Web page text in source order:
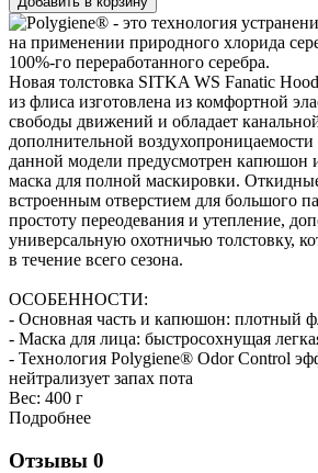
Новая толстовка SITKA WS Fanatic
из флиса изготовлена из комфортной
свободы движений и обладает
дополнительной
данной модели предусмотрен капюшон и
маска для полной маскировки.
встроенным отверстием для большого
простоту переодевания и утепление,
универсальную охотничью толстовку,
в течение всего сезона.
ОСОБЕННОСТИ:
- Основная часть и капюшон: плотный
- Маска для лица: быстросохнущая
- Технология Polygiene® Odor Control
нейтрализует запах пота
Вес: 400 г
Подробнее
Отзывы 0